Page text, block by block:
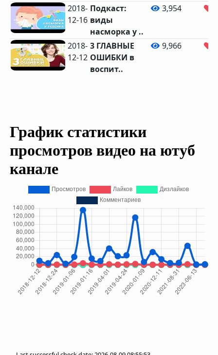
2018-
12-16
Подкаст:
виды
насморка у ..
3,954
2018-
12-12
3 ГЛАВНЫЕ
ОШИБКИ в
воспит..
9,966
График статистики
просмотров видео на ютуб
канале